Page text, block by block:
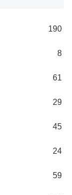
190
8
61
29
45
24
59